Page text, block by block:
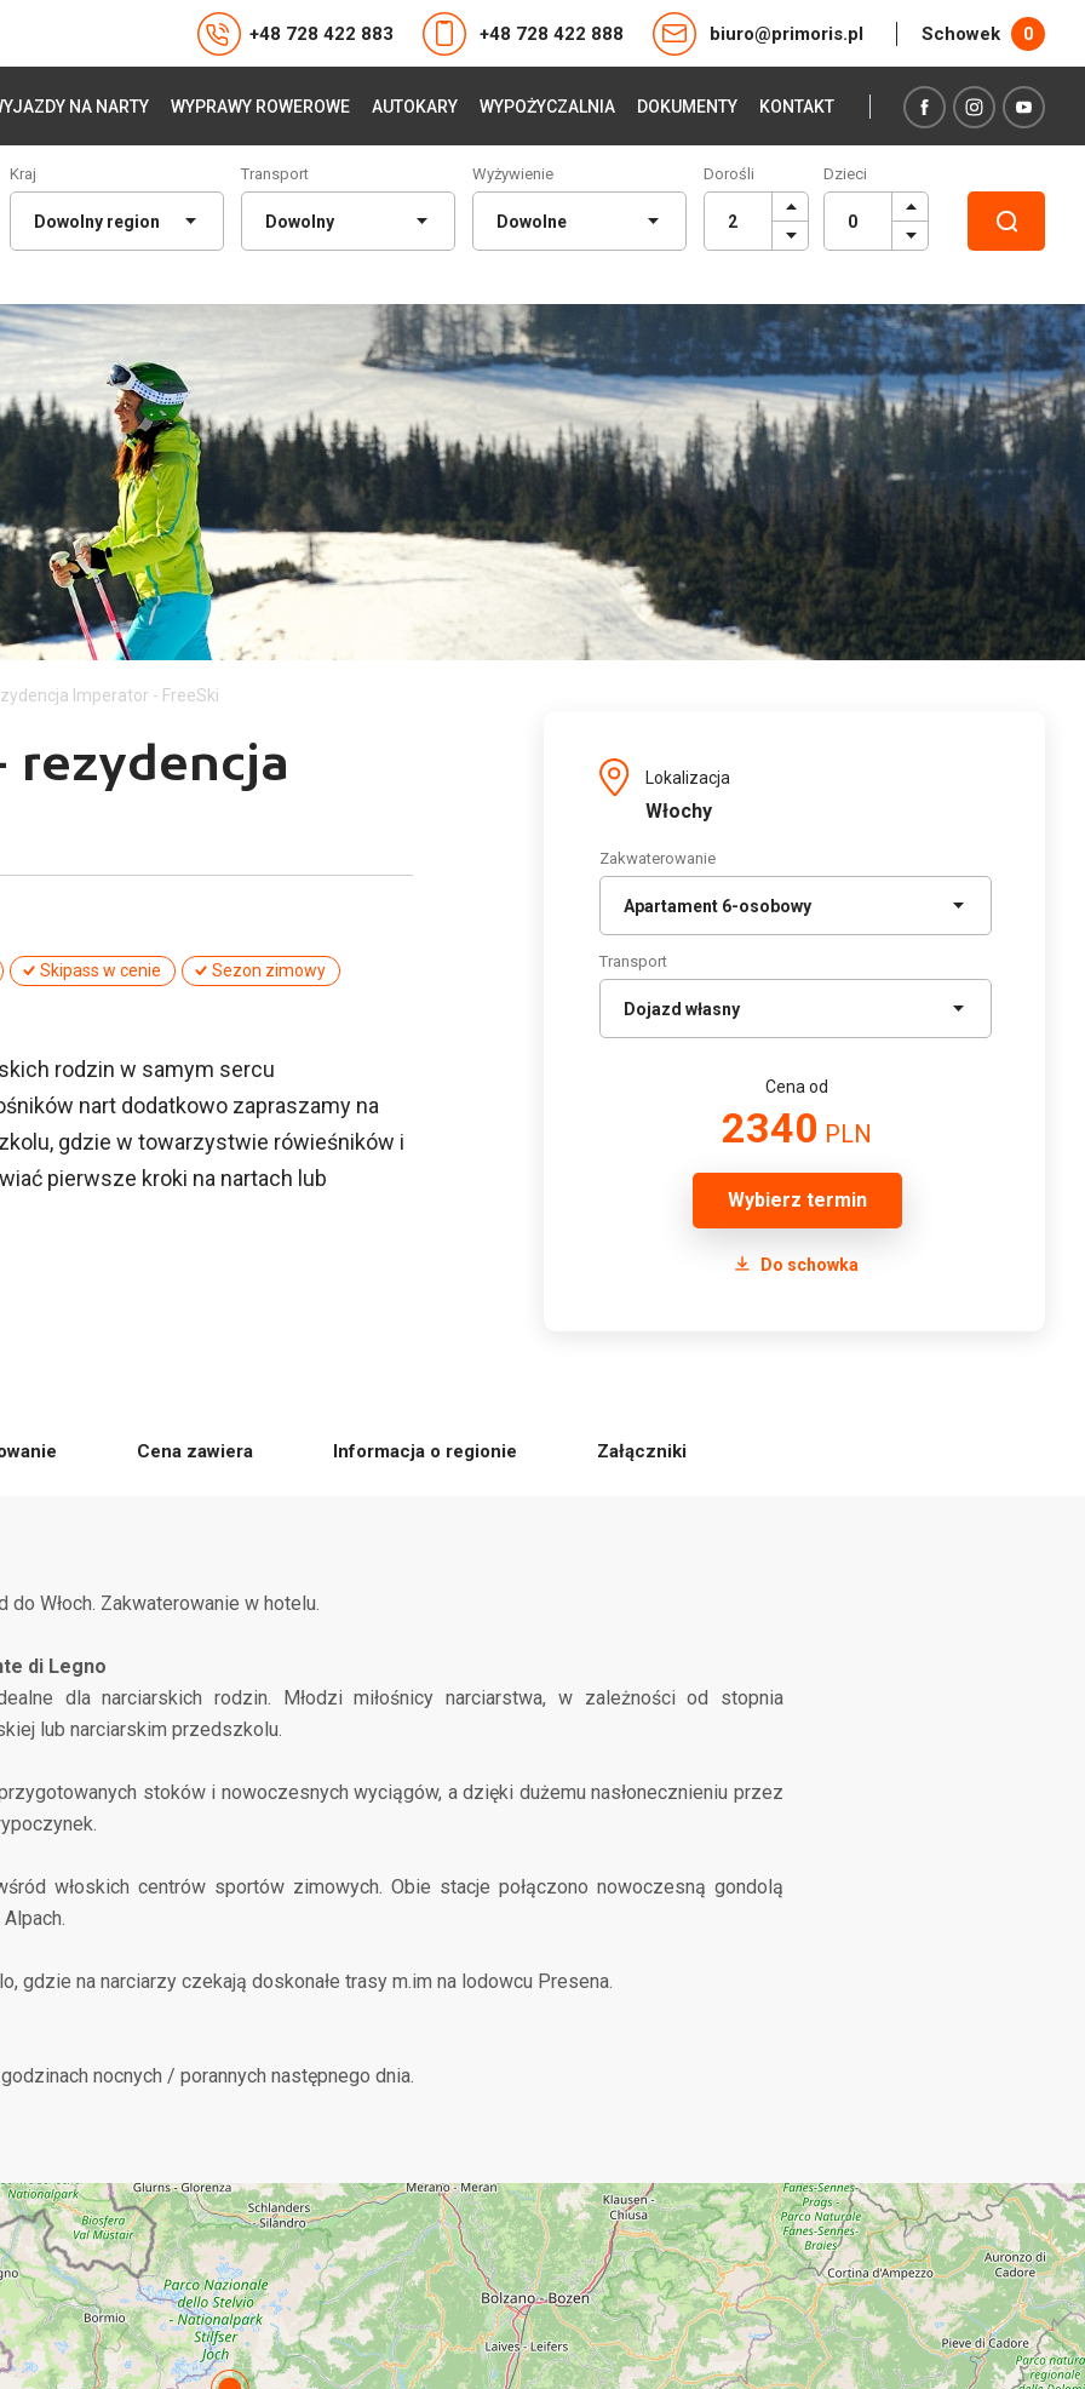
+48 728 422 883 +48 728 422 888 biuro@primoris.pl Schowek 0
NA NARTY WYPRAWY ROWEROWE AUTOKARY WYPOŻYCZALNIA DOKUMENTY KONTAKT
Kraj Transport Wyżywienie Dorośli Dzieci
Imperator - FreeSki
rezydencja
Skipass w cenie Sezon zimowy
rodzin w samym sercu
nart dodatkowo zapraszamy na
gdzie w towarzystwie rówieśników i
pierwsze kroki na nartach lub
Lokalizacja
Włochy
Zakwaterowanie
Transport
Cena od
2340 PLN
Wybierz termin
Do schowka
Cena zawiera Informacja o regionie Załączniki
Włoch. Zakwaterowanie w hotelu.
di Legno
dla narciarskich rodzin. Młodzi miłośnicy narciarstwa, w zależności od stopnia
lub narciarskim przedszkolu.
stoków i nowoczesnych wyciągów, a dzięki dużemu nasłonecznieniu przez
włoskich centrów sportów zimowych. Obie stacje połączono nowoczesną gondolą
gdzie na narciarzy czekają doskonałe trasy m.im na lodowcu Presena.
nocnych / porannych następnego dnia.